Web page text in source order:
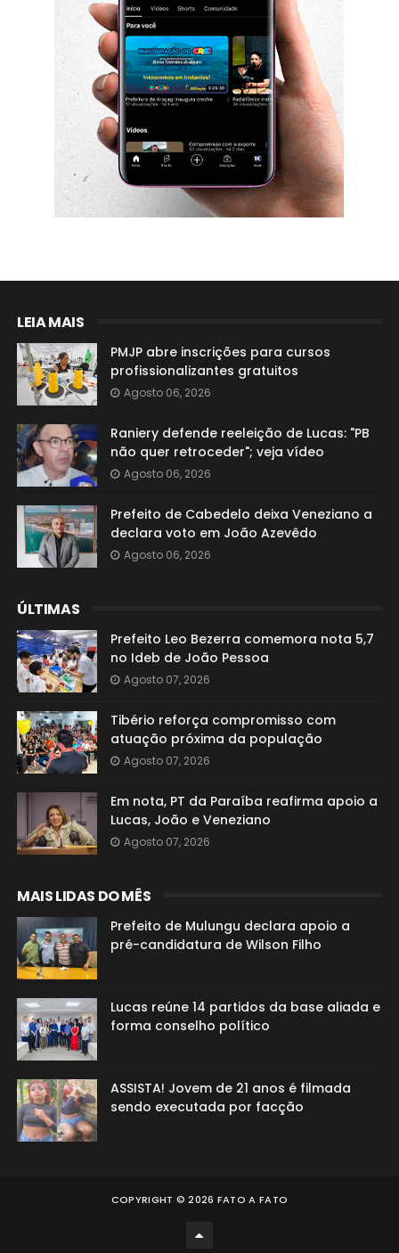
LEIA MAIS
PMJP abre inscrições para cursos
profissionalizantes gratuitos
Agosto 06, 2026
Raniery defende reeleição de Lucas: "PB
não quer retroceder"; veja vídeo
Agosto 06, 2026
Prefeito de Cabedelo deixa Veneziano a
declara voto em João Azevêdo
Agosto 06, 2026
ÚLTIMAS
Prefeito Leo Bezerra comemora nota 5,7
no Ideb de João Pessoa
Agosto 07, 2026
Tibério reforça compromisso com
atuação próxima da população
Agosto 07, 2026
Em nota, PT da Paraíba reafirma apoio a
Lucas, João e Veneziano
Agosto 07, 2026
MAIS LIDAS DO MÊS
Prefeito de Mulungu declara apoio a
pré-candidatura de Wilson Filho
Lucas reúne 14 partidos da base aliada e
forma conselho político
ASSISTA! Jovem de 21 anos é filmada
sendo executada por facção
COPYRIGHT ©2026 FATO A FATO